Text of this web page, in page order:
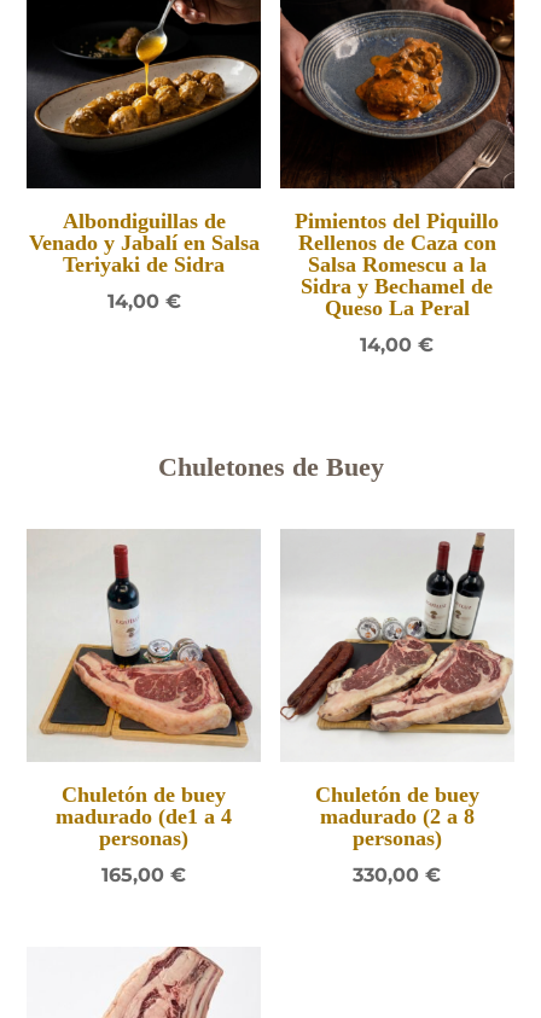
Albondiguillas de
Venado y Jabalí en Salsa
Teriyaki de Sidra
14,00 €
Pimientos del Piquillo
Rellenos de Caza con
Salsa Romescu a la
Sidra y Bechamel de
Queso La Peral
14,00€
Chuletones de Buey
Chuletón de buey
madurado (de1 a 4
personas)
165,00€
Chuletón de buey
madurado (2 a 8
personas)
330,00€